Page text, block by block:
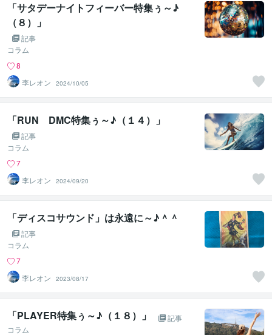
「サタデーナイトフィーバー特集ぅ～♪
（８）」
記事
コラム
8
李レオン
2024/10/05
「RUN DMC特集ぅ～♪（１４）」
記事
コラム
7
李レオン
2024/09/20
「ディスコサウンド」は永遠に～♪＾＾
記事
コラム
7
李レオン
2023/08/17
「PLAYER特集ぅ～♪（１８）」
記事
コラム